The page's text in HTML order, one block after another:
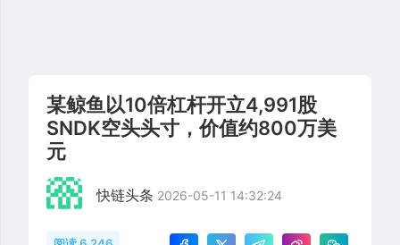
某鲸鱼以10倍杠杆开立4,991股
SNDK空头头寸，价值约800万美
元
快链头条 2026-05-11 14:32:24